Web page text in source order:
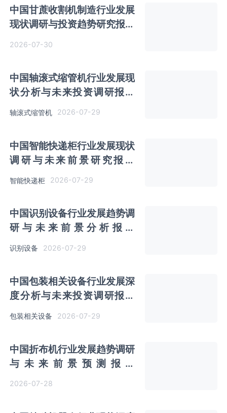
中国甘蔗收割机制造行业发展
现状调研与投资趋势研究报告
2026-07-30
中国轴滚式缩管机行业发展现
状分析与未来投资调研报告
轴滚式缩管机 2026-07-29
中国智能快递柜行业发展现状
调研与未来前景研究报告
智能快递柜 2026-07-29
中国识别设备行业发展趋势调
研与未来前景分析报告
识别设备 2026-07-29
中国包装相关设备行业发展深
度分析与未来投资调研报告
（2026-2033年）
包装相关设备 2026-07-29
中国折布机行业发展趋势调研
与未来前景预测报告
（2026-2033年）
2026-07-28